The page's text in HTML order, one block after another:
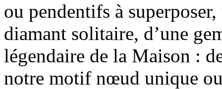
ou pendentifs à
diamant solitaire, d’une
légendaire de la Maison :
notre motif nœud unique